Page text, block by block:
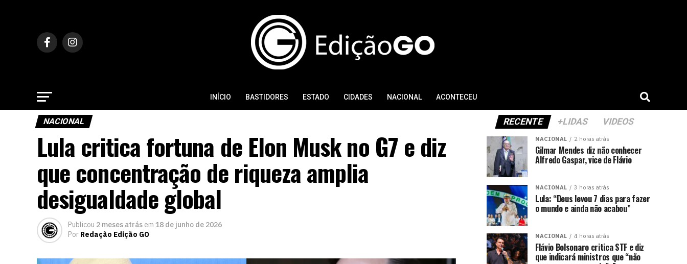
INÍCIO BASTIDORES ESTADO CIDADES NACIONAL ACONTECEU
NACIONAL
Lula critica fortuna de Elon Musk no G7 e diz
que concentração de riqueza amplia
desigualdade global
Publicou 2 meses atrásem18 de junho de 2026
PorRedação Edição GO
RECENTE +LIDAS VIDEOS
NACIONAL 2 horas atrás
Gilmar Mendes diz não conhecer
Alfredo Gaspar, vice de Flávio
NACIONAL 3 horas atrás
Lula: “Deus levou 7 dias para fazer
o mundo e ainda não acabou”
NACIONAL 4 horas atrás
Flávio Bolsonaro critica STF e diz
que indicará ministros que “não